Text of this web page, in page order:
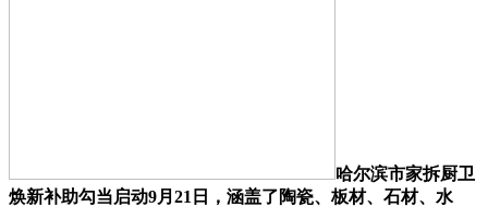
哈尔滨市家拆厨卫
焕新补助勾当启动9月21日，涵盖了陶瓷、板材、石材、水